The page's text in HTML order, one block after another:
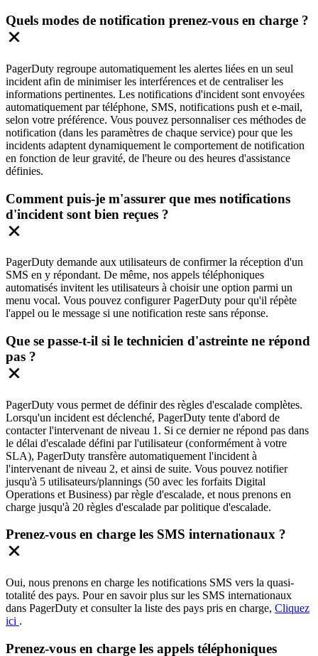
Quels modes de notification prenez-vous en charge ?
PagerDuty regroupe automatiquement les alertes liées en un seul
incident afin de minimiser les interférences et de centraliser les
informations pertinentes. Les notifications d'incident sont envoyées
automatiquement par téléphone, SMS, notifications push et e-mail,
selon votre préférence. Vous pouvez personnaliser ces méthodes de
notification (dans les paramètres de chaque service) pour que les
incidents adaptent dynamiquement le comportement de notification
en fonction de leur gravité, de l'heure ou des heures d'assistance
définies.
Comment puis-je m'assurer que mes notifications
d'incident sont bien reçues ?
PagerDuty demande aux utilisateurs de confirmer la réception d'un
SMS en y répondant. De même, nos appels téléphoniques
automatisés invitent les utilisateurs à choisir une option parmi un
menu vocal. Vous pouvez configurer PagerDuty pour qu'il répète
l'appel ou le message si une notification reste sans réponse.
Que se passe-t-il si le technicien d'astreinte ne répond
pas ?
PagerDuty vous permet de définir des règles d'escalade complètes.
Lorsqu'un incident est déclenché, PagerDuty tente d'abord de
contacter l'intervenant de niveau 1. Si ce dernier ne répond pas dans
le délai d'escalade défini par l'utilisateur (conformément à votre
SLA), PagerDuty transfère automatiquement l'incident à
l'intervenant de niveau 2, et ainsi de suite. Vous pouvez notifier
jusqu'à 5 utilisateurs/plannings (50 avec les forfaits Digital
Operations et Business) par règle d'escalade, et nous prenons en
charge jusqu'à 20 règles d'escalade par politique d'escalade.
Prenez-vous en charge les SMS internationaux ?
Oui, nous prenons en charge les notifications SMS vers la quasi-
totalité des pays. Pour en savoir plus sur les SMS internationaux
dans PagerDuty et consulter la liste des pays pris en charge, Cliquez
ici .
Prenez-vous en charge les appels téléphoniques